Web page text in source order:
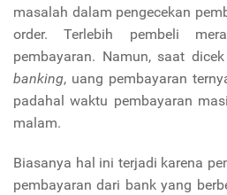
masalah dalam pengecekan
order. Terlebih pembeli
pembayaran. Namun, saat
banking, uang pembayaran
padahal waktu pembayaran
malam.
Biasanya hal ini terjadi karena
pembayaran dari bank yang